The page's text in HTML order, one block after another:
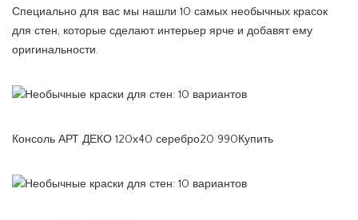
Специально для вас мы нашли 10 самых необычных красок
для стен, которые сделают интерьер ярче и добавят ему
оригинальности.
Консоль АРТ ДЕКО 120х40 серебро20 990Купить